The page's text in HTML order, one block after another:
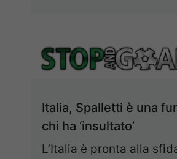
Italia, Spalletti è una
chi ha ‘insultato’
L’Italia è pronta alla